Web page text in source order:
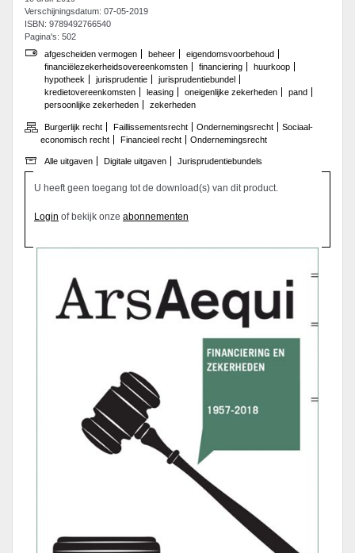
Verschijningsdatum: 07-05-2019
ISBN: 9789492766540
Pagina's: 502
afgescheiden vermogen
beheer
eigendomsvoorbehoud
financiëlezekerheidsovereenkomsten
financiering
huurkoop
hypotheek
jurisprudentie
jurisprudentiebundel
kredietovereenkomsten
leasing oneigenlijke zekerheden
pand
persoonlijke zekerheden
zekerheden
Burgerlijk recht Faillissementsrecht Ondernemingsrecht
Sociaal-
economisch recht
Financieel recht Ondernemingsrecht
Alle uitgaven Digitale uitgaven Jurisprudentiebundels
U heeft geen toegang tot de download(s) van dit product.
Login of bekijk onze abonnementen